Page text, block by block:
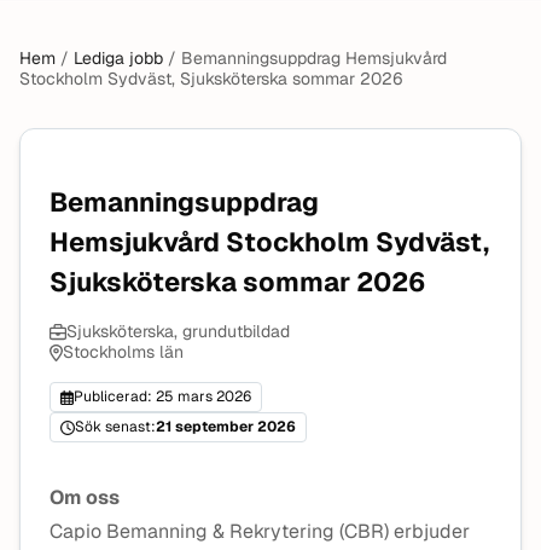
Hem / Lediga jobb / Bemanningsuppdrag Hemsjukvård
Stockholm Sydväst, Sjuksköterska sommar 2026
Bemanningsuppdrag
Hemsjukvård Stockholm Sydväst,
Sjuksköterska sommar 2026
Sjuksköterska, grundutbildad
Stockholms län
Publicerad: 25 mars 2026
Sök senast:21 september 2026
Om oss
Capio Bemanning & Rekrytering (CBR) erbjuder